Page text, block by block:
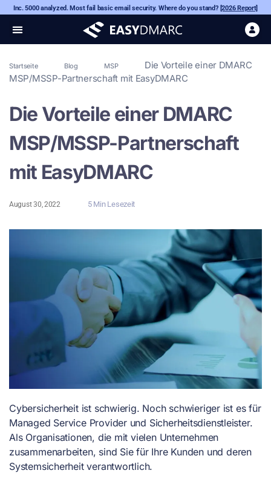
Inc. 5000 analyzed. Most fail basic email security. Where do you stand? [2026 Report]
Startseite Blog MSP
Die Vorteile einer DMARC
MSP/MSSP-Partnerschaft mit EasyDMARC
Die Vorteile einer DMARC
MSP/MSSP-Partnerschaft
mit EasyDMARC
August 30, 2022 5 Min Lesezeit
Cybersicherheit ist schwierig. Noch schwieriger ist es für
Managed Service Provider und Sicherheitsdienstleister.
Als Organisationen, die mit vielen Unternehmen
zusammenarbeiten, sind Sie für Ihre Kunden und deren
Systemsicherheit verantwortlich.